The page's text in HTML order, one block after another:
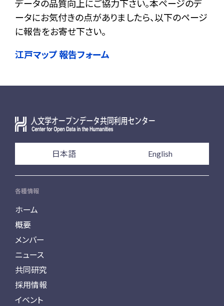
データの品質向上にご協力下さい。本ページのデ
ータにお気付きの点がありましたら、以下のページ
に報告をお寄せ下さい。
江戸マップ 報告フォーム
日本語 English
各種情報
ホーム
概要
メンバー
ニュース
共同研究
採用情報
イベント